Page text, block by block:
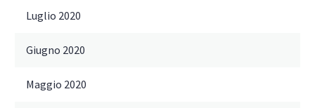
Luglio 2020
Giugno 2020
Maggio 2020